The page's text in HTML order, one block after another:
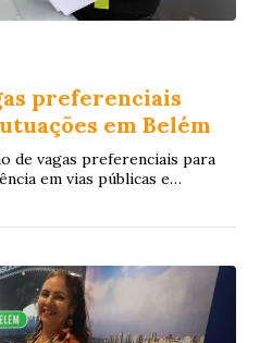
preferenciais
em Belém
de vagas preferenciais para
em vias públicas e